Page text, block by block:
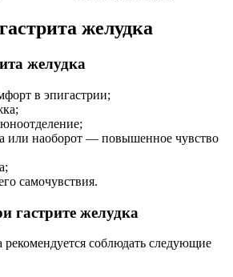
желудка
желудка
в эпигастрии;
или наоборот — повышенное чувство
самочувствия.
гастрите желудка
рекомендуется соблюдать следующие